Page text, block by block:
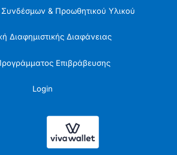
& Προωθητικού Υλικού
Διαφημιστικής Διαφάνειας
Επιβράβευσης
Login